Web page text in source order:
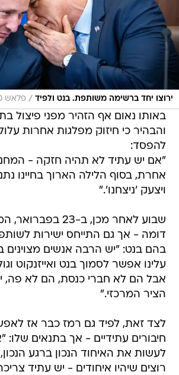
ירוצו יחד ברשימה משותפת. בנט ולפיד / פלאש 90, אוליביה פיטוסי
באותו נאום אף הזהיר מפני פיצול
והבהיר כי חיזוק מפלגות אחרות
להפסד:
"אם יש עתיד לא תהיה חזקה -
אחרת, בסוף הלילה הארוך בחיינו
ויצעק 'ניצחנו'."
שבוע לאחר מכן, ב-23
דומה - אך גם התייחס ישירות
בהם בנט: "יש הרבה אנשים
עלינו אפשר לסמוך בנט ואייזנקוט
אבל הם לא חברי כנסת, הם לא פה,
הציר המרכזי."
לצד זאת, לפיד גם רמז כבר אז
חיבורים עתידיים - אך בתנאים שלו:
לעשות את האיחוד הנכון ברגע
רוצים שיהיו איחודים - יש עתיד